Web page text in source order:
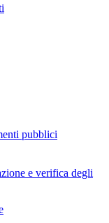
pubblici
e verifica degli